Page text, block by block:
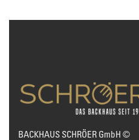
BACKHAUS SCHRÖER GmbH ©